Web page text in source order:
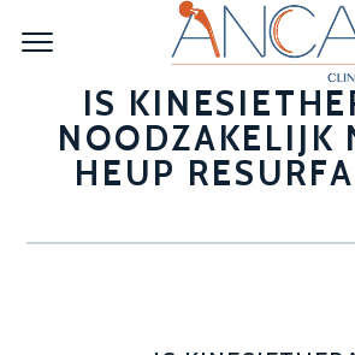
IS
NOODZAKELIJK
HEUP